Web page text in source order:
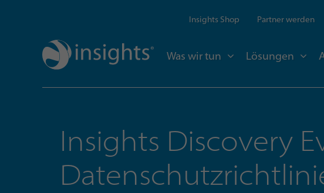
Insights Shop Partner werden
Was wir tun Lösungen
Insights Discovery